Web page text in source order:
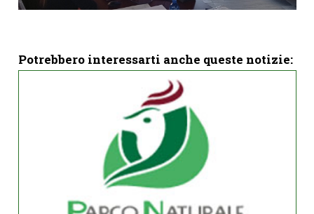
Potrebbero interessarti anche queste notizie: